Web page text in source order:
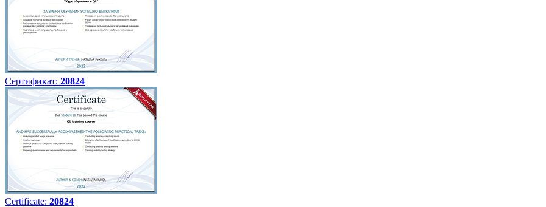
Сертификат: 20824
Certificate: 20824